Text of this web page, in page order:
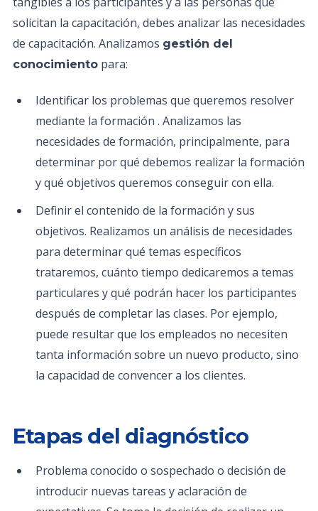
solicitan la capacitación, debes analizar las necesidades
de capacitación. Analizamos gestión del
conocimiento para:
Identificar los problemas que queremos resolver
mediante la formación . Analizamos las
necesidades de formación, principalmente, para
determinar por qué debemos realizar la formación
y qué objetivos queremos conseguir con ella.
Definir el contenido de la formación y sus
objetivos. Realizamos un análisis de necesidades
para determinar qué temas específicos
trataremos, cuánto tiempo dedicaremos a temas
particulares y qué podrán hacer los participantes
después de completar las clases. Por ejemplo,
puede resultar que los empleados no necesiten
tanta información sobre un nuevo producto, sino
la capacidad de convencer a los clientes.
Etapas del diagnóstico
Problema conocido o sospechado o decisión de
introducir nuevas tareas y aclaración de